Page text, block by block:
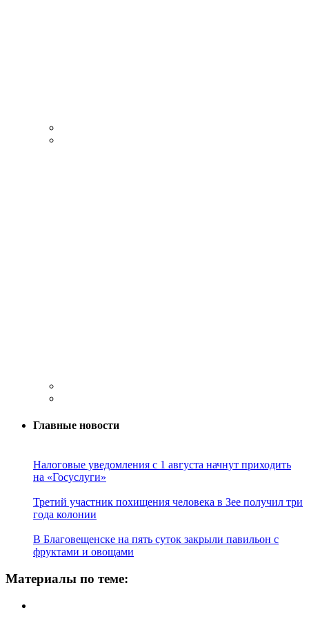
Главные новости
Налоговые уведомления с 1 августа начнут приходить
на «Госуслуги»
Третий участник похищения человека в Зее получил три
года колонии
В Благовещенске на пять суток закрыли павильон с
фруктами и овощами
Материалы по теме: